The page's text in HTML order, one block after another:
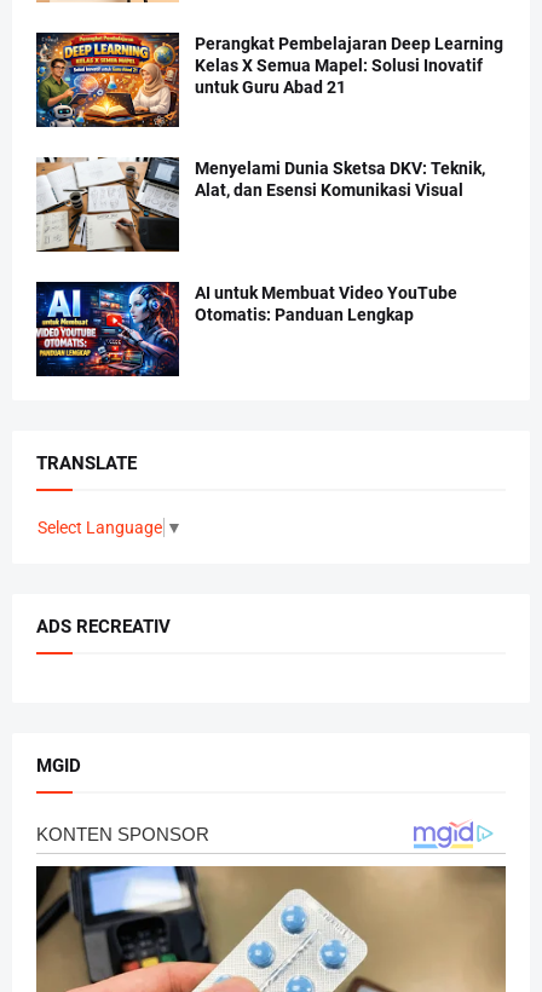
Perangkat Pembelajaran Deep Learning
Kelas X Semua Mapel: Solusi Inovatif
untuk Guru Abad 21
Menyelami Dunia Sketsa DKV: Teknik,
Alat, dan Esensi Komunikasi Visual
AI untuk Membuat Video YouTube
Otomatis: Panduan Lengkap
TRANSLATE
Select Language ▼
ADS RECREATIV
MGID